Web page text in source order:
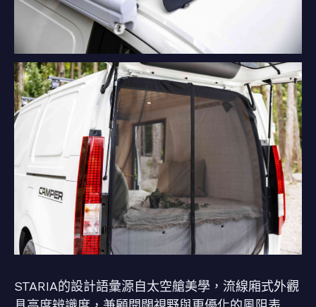
STARIA的設計語彙源自太空艙美學，流線廂式外觀